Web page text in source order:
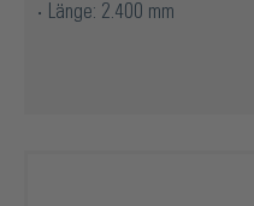
Länge: 2.400 mm